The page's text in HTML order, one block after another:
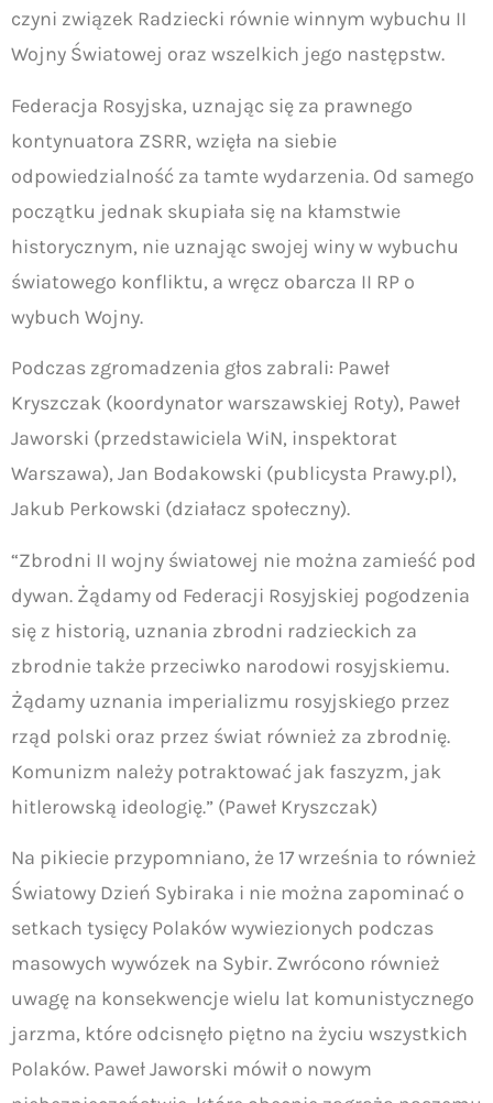
czyni związek Radziecki równie winnym wybuchu II
Wojny Światowej oraz wszelkich jego następstw.
Federacja Rosyjska, uznając się za prawnego
kontynuatora ZSRR, wzięła na siebie
odpowiedzialność za tamte wydarzenia. Od samego
początku jednak skupiała się na kłamstwie
historycznym, nie uznając swojej winy w wybuchu
światowego konfliktu, a wręcz obarcza II RP o
wybuch Wojny.
Podczas zgromadzenia głos zabrali: Paweł
Kryszczak (koordynator warszawskiej Roty), Paweł
Jaworski (przedstawiciela WiN, inspektorat
Warszawa), Jan Bodakowski (publicysta Prawy.pl),
Jakub Perkowski (działacz społeczny).
“Zbrodni II wojny światowej nie można zamieść pod
dywan. Żądamy od Federacji Rosyjskiej pogodzenia
się z historią, uznania zbrodni radzieckich za
zbrodnie także przeciwko narodowi rosyjskiemu.
Żądamy uznania imperializmu rosyjskiego przez
rząd polski oraz przez świat również za zbrodnię.
Komunizm należy potraktować jak faszyzm, jak
hitlerowską ideologię.” (Paweł Kryszczak)
Na pikiecie przypomniano, że 17 września to również
Światowy Dzień Sybiraka i nie można zapominać o
setkach tysięcy Polaków wywiezionych podczas
masowych wywózek na Sybir. Zwrócono również
uwagę na konsekwencje wielu lat komunistycznego
jarzma, które odcisnęło piętno na życiu wszystkich
Polaków. Paweł Jaworski mówił o nowym